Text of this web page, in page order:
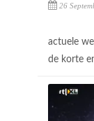
26
actuele
de korte